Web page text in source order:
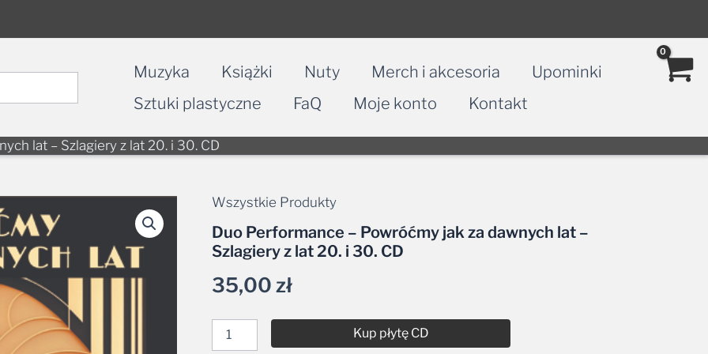
Muzyka Książki Nuty Merch i akcesoria
Upominki
Sztuki plastyczne
FaQ Moje konto Kontakt
lat – Szlagiery z lat 20. i 30. CD
Wszystkie Produkty
Duo Performance – Powróćmy jak za dawnych lat –
Szlagiery z lat 20. i 30. CD
35,00zł
ilość
Performance
-
jak
za
Kup płytę CD